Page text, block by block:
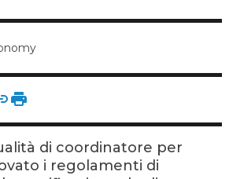
di coordinatore per
i regolamenti di